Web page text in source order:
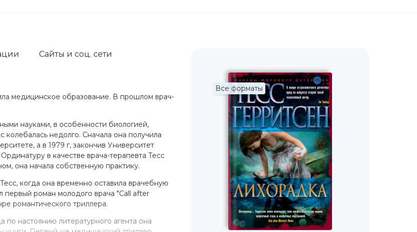
медицинское образование. В прошлом врач-
науками, в особенности биологией,
недолго. Сначала она получила
а в 1979 г, закончив Университет
в качестве врача-терапевта Тесс
она начала собственную практику.
когда она временно оставила врачебную
первый роман молодого врача "Call after
романтического триллера.
по настоянию литературного агента она
Сайты и соц. сети
Все форматы